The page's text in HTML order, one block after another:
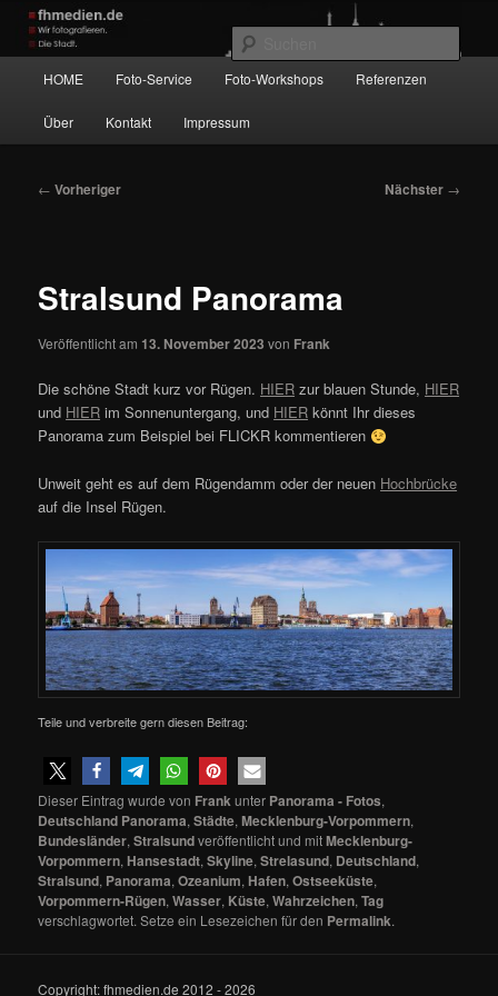
Zum
primären
Inhalt
springen
Wir fotografieren die Hauptstadt!
HOME Foto-Service Foto-Workshops Referenzen
Über Kontakt Impressum
Beitragsnavigation
← Vorheriger Nächster →
Stralsund Panorama
Veröffentlicht am 13. November 2023 von Frank
Die schöne Stadt kurz vor Rügen. HIER zur blauen Stunde, HIER
und HIER im Sonnenuntergang, und HIER könnt Ihr dieses
Panorama zum Beispiel bei FLICKR kommentieren
Unweit geht es auf dem Rügendamm oder der neuen Hochbrücke
auf die Insel Rügen.
Teile und verbreite gern diesen Beitrag:
Dieser Eintrag wurde von Frankunter Panorama - Fotos,
Deutschland Panorama,Städte,Mecklenburg-Vorpommern,
Bundesländer,Stralsundveröffentlicht und mitMecklenburg-
Vorpommern, Hansestadt,Skyline,Strelasund, Deutschland,
Stralsund, Panorama,Ozeanium, Hafen,Ostseeküste,
Vorpommern-Rügen,Wasser, Küste,Wahrzeichen,Tag
verschlagwortet. Setze ein Lesezeichen für den Permalink.
Copyright: fhmedien.de 2012 - 2026